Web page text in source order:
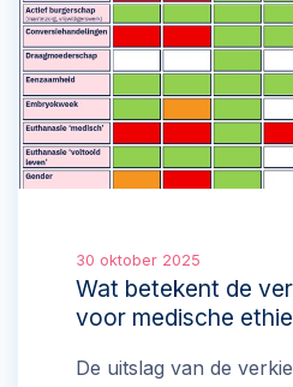
30 oktober 2025
Wat betekent de
voor medische
De uitslag van de